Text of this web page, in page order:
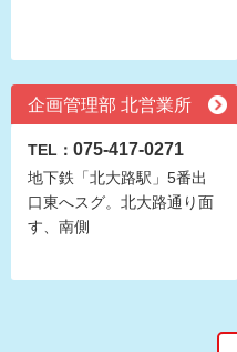
企画管理部 北営業所
TEL： 075-417-0271
地下鉄「北大路駅」5番出
口東へスグ。北大路通り面
す、南側